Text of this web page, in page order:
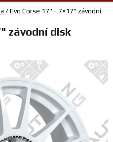
/Evo Corse 17" - 7×17" závodní
závodní disk